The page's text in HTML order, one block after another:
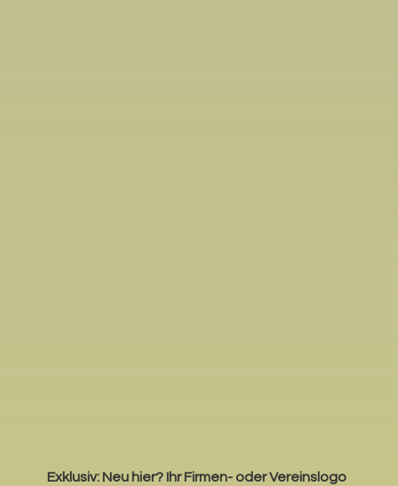
Exklusiv: Neu hier? Ihr Firmen- oder Vereinslogo